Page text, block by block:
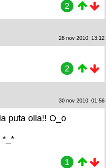
2
28 nov 2010, 13:12
2
30 nov 2010, 01:56
puta olla!! O_o
*_*
1